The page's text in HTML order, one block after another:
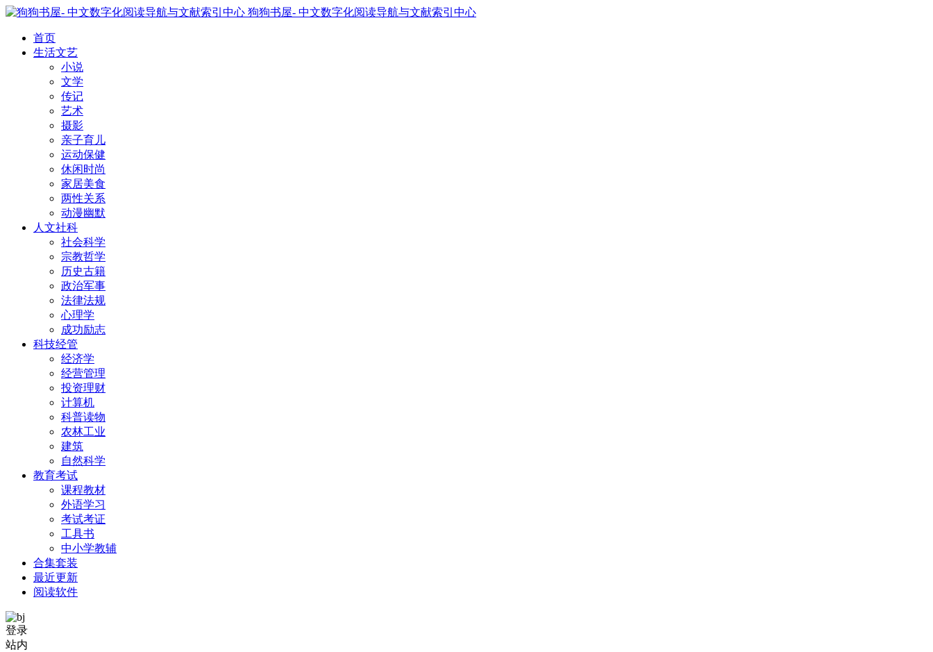
狗狗书屋- 中文数字化阅读导航与文献索引中心
首页
生活文艺
小说
文学
传记
艺术
摄影
亲子育儿
运动保健
休闲时尚
家居美食
两性关系
动漫幽默
人文社科
社会科学
宗教哲学
历史古籍
政治军事
法律法规
心理学
成功励志
科技经管
经济学
经营管理
投资理财
计算机
科普读物
农林工业
建筑
自然科学
教育考试
课程教材
外语学习
考试考证
工具书
中小学教辅
合集套装
最近更新
阅读软件
登录
站内